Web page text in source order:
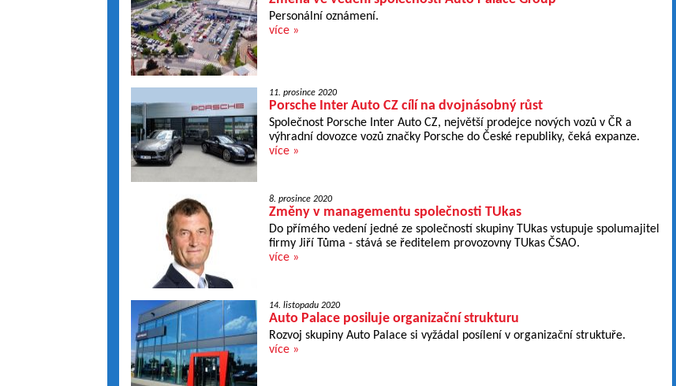
Personální oznámení.
více »
11. prosince 2020
Porsche Inter Auto CZ cílí na dvojnásobný růst
Společnost Porsche Inter Auto CZ, největší prodejce nových vozů v ČR a
výhradní dovozce vozů značky Porsche do České republiky, čeká expanze.
více »
8. prosince 2020
Změny v managementu společnosti TUkas
Do přímého vedení jedné ze společností skupiny TUkas vstupuje spolumajitel
firmy Jiří Tůma - stává se ředitelem provozovny TUkas ČSAO.
více »
14. listopadu 2020
Auto Palace posiluje organizační strukturu
Rozvoj skupiny Auto Palace si vyžádal posílení v organizační struktuře.
více »